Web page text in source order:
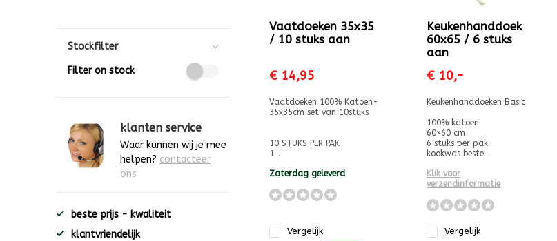
Vaatdoeken 35x35
/ 10 stuks aan
€ 14,95
Vaatdoeken 100% Katoen-
35x35cm set van 10stuks
10 STUKS PER PAK
1...
Zaterdag geleverd
Vergelijk
Keukenhanddoek
60x65 / 6 stuks
aan
€ 10,-
Keukenhanddoeken Basic
100% katoen
60×60 cm
6 stuks per pak
kookwas beste...
Klik voor
verzendinformatie
Vergelijk
Stockfilter
Filter on stock
klanten service
Waar kunnen wij je mee
helpen? contacteer
ons
beste prijs - kwaliteit
klantvriendelijk